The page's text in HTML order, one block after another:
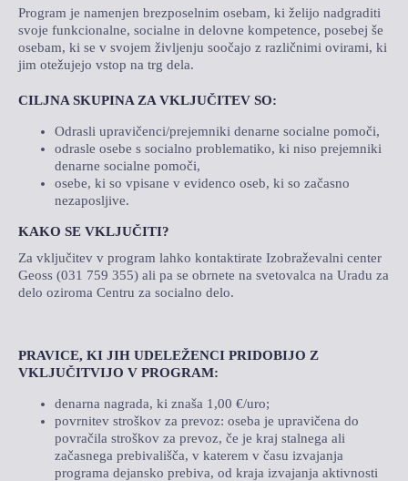
Program je namenjen brezposelnim osebam, ki želijo nadgraditi
svoje funkcionalne, socialne in delovne kompetence, posebej še
osebam, ki se v svojem življenju soočajo z različnimi ovirami, ki
jim otežujejo vstop na trg dela.
CILJNA SKUPINA ZA VKLJUČITEV SO:
Odrasli upravičenci/prejemniki denarne socialne pomoči,
odrasle osebe s socialno problematiko, ki niso prejemniki
denarne socialne pomoči,
osebe, ki so vpisane v evidenco oseb, ki so začasno
nezaposljive.
KAKO SE VKLJUČITI?
Za vključitev v program lahko kontaktirate Izobraževalni center
Geoss (031 759 355) ali pa se obrnete na svetovalca na Uradu za
delo oziroma Centru za socialno delo.
PRAVICE, KI JIH UDELEŽENCI PRIDOBIJO Z
VKLJUČITVIJO V PROGRAM:
denarna nagrada, ki znaša 1,00 €/uro;
povrnitev stroškov za prevoz: oseba je upravičena do
povračila stroškov za prevoz, če je kraj stalnega ali
začasnega prebivališča, v katerem v času izvajanja
programa dejansko prebiva, od kraja izvajanja aktivnosti